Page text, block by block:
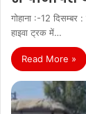
गोहाना :-12
हाइवा ट्रक में…
Read More »